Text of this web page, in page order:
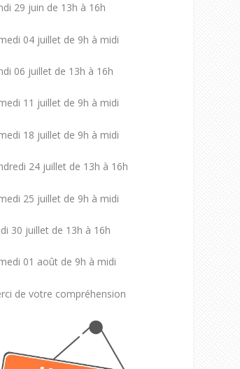
29 juin de 13h à 16h
04 juillet de 9h à midi
06 juillet de 13h à 16h
11 juillet de 9h à midi
18 juillet de 9h à midi
24 juillet de 13h à 16h
25 juillet de 9h à midi
30 juillet de 13h à 16h
01 août de 9h à midi
de votre compréhension